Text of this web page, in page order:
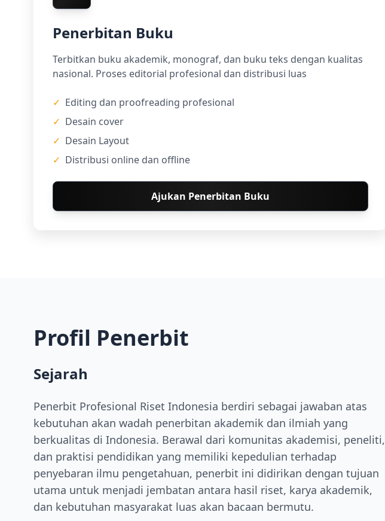
Penerbitan Buku
Terbitkan buku akademik, monograf, dan buku teks dengan kualitas
nasional. Proses editorial profesional dan distribusi luas
✓ Editing dan proofreading profesional
✓ Desain cover
✓ Desain Layout
✓ Distribusi online dan offline
Ajukan Penerbitan Buku
Profil Penerbit
Sejarah
Penerbit Profesional Riset Indonesia berdiri sebagai jawaban atas
kebutuhan akan wadah penerbitan akademik dan ilmiah yang
berkualitas di Indonesia. Berawal dari komunitas akademisi, peneliti,
dan praktisi pendidikan yang memiliki kepedulian terhadap
penyebaran ilmu pengetahuan, penerbit ini didirikan dengan tujuan
utama untuk menjadi jembatan antara hasil riset, karya akademik,
dan kebutuhan masyarakat luas akan bacaan bermutu.